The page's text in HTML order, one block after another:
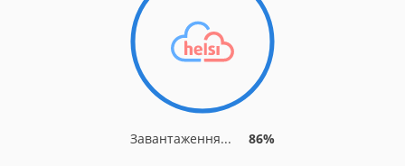
Завантаження... 86%